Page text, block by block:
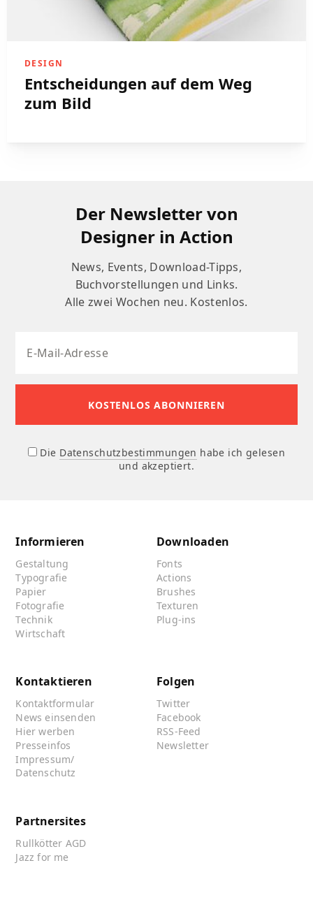
DESIGN
Entscheidungen auf dem Weg
zum Bild
Der Newsletter von
Designer in Action
News, Events, Download-Tipps,
Buchvorstellungen und Links.
Alle zwei Wochen neu. Kostenlos.
Die Datenschutzbestimmungen habe ich gelesen
und akzeptiert.
Informieren
Gestaltung
Typografie
Papier
Fotografie
Technik
Wirtschaft
Downloaden
Fonts
Actions
Brushes
Texturen
Plug-ins
Kontaktieren
Kontaktformular
News einsenden
Hier werben
Presseinfos
Impressum/
Datenschutz
Folgen
Twitter
Facebook
RSS-Feed
Newsletter
Partnersites
Rullkötter AGD
Jazz for me